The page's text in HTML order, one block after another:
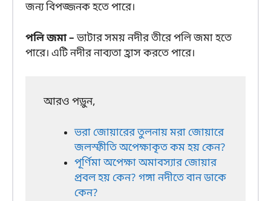
জন্য বিপজ্জনক হতে পারে।
পলি জমা –ভাটার সময় নদীর তীরে পলি জমা হতে
পারে। এটি নদীর নাব্যতা হ্রাস করতে পারে।
আরও পড়ুন,
ভরা জোয়ারের তুলনায় মরা জোয়ারে
জলস্ফীতি অপেক্ষাকৃত কম হয় কেন?
পূর্ণিমা অপেক্ষা অমাবস্যার জোয়ার
প্রবল হয় কেন? গঙ্গা নদীতে বান ডাকে
কেন?